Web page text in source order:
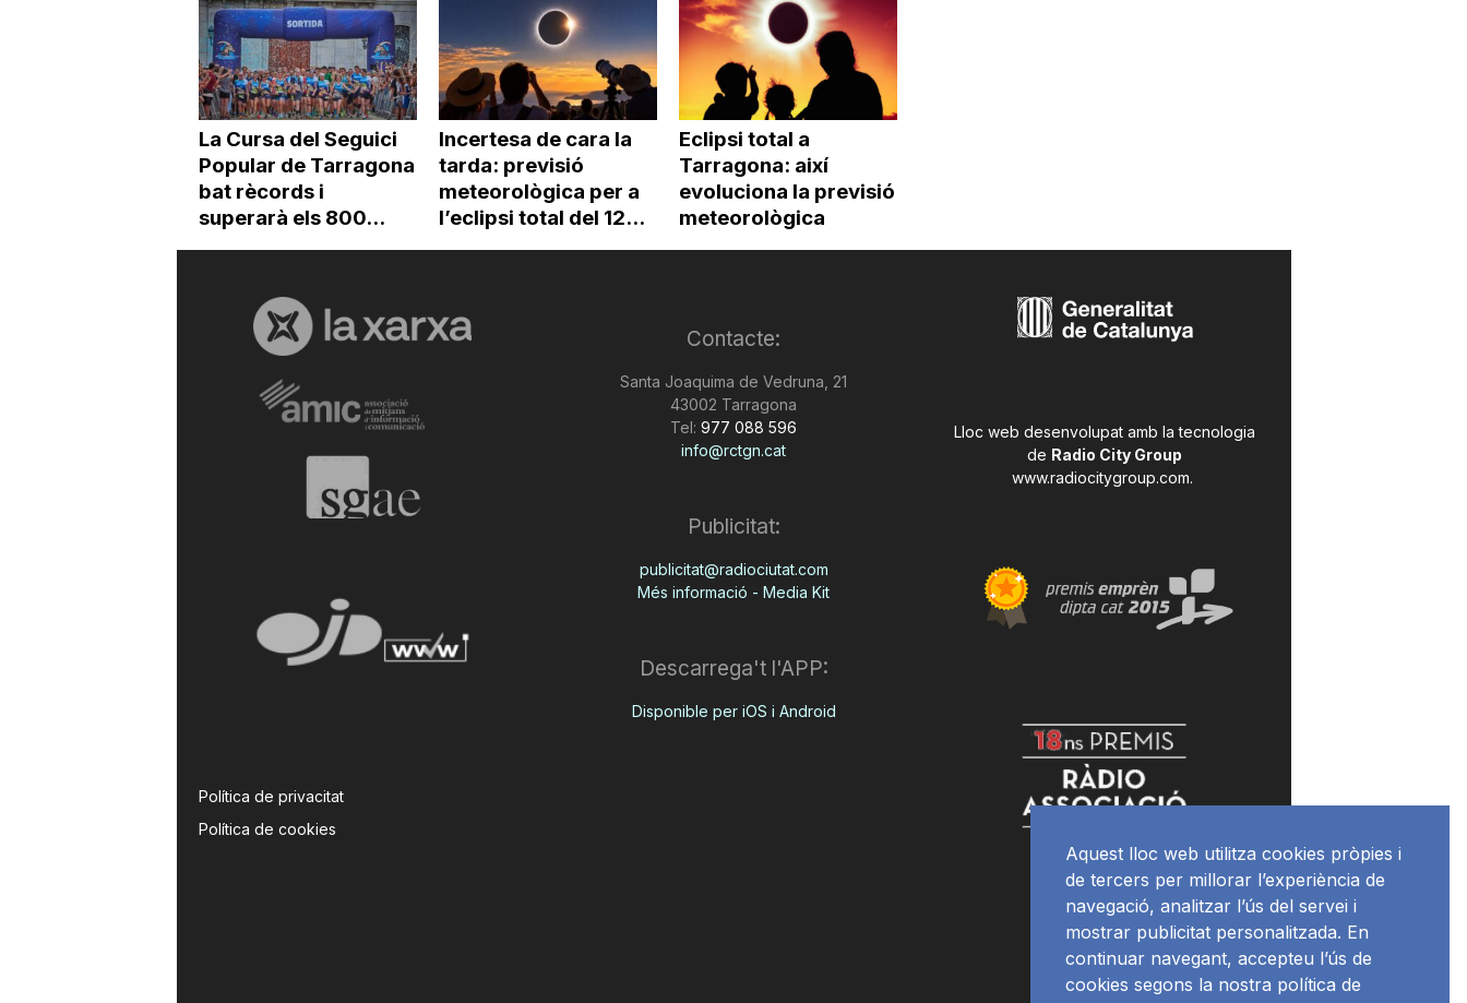
La Cursa del Seguici
Popular de Tarragona
bat rècords i
superarà els 800...
Incertesa de cara la
tarda: previsió
meteorològica per a
l’eclipsi total del 12...
Eclipsi total a
Tarragona: així
evoluciona la previsió
meteorològica
Política de privacitat
Política de cookies
Contacte:
Santa Joaquima de Vedruna, 21
43002 Tarragona
Tel: 977 088 596
info@rctgn.cat
Publicitat:
publicitat@radiociutat.com
Més informació - Media Kit
Descarrega't l'APP:
Disponible per iOS i Android
Lloc web desenvolupat amb la tecnologia
de Radio City Group
www.radiocitygroup.com.
Aquest lloc web utilitza cookies pròpies i
de tercers per millorar l’experiència de
navegació, analitzar l’ús del servei i
mostrar publicitat personalitzada. En
continuar navegant, accepteu l’ús de
cookies segons la nostra política de